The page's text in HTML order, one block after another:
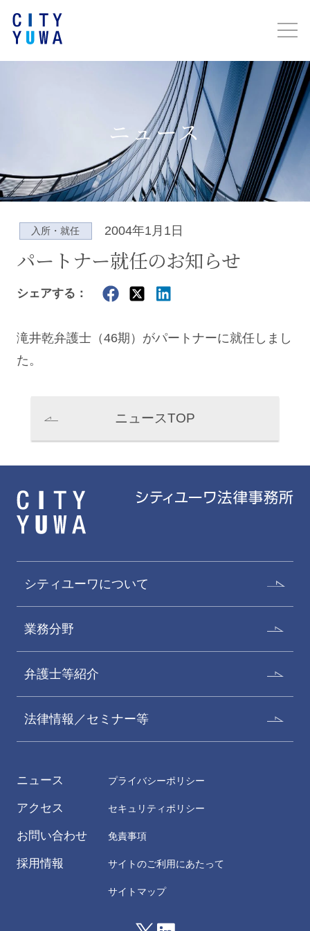
ニュース
入所・就任 2004年1月1日
パートナー就任のお知らせ
シェアする：
滝井乾弁護士（46期）がパートナーに就任しまし
た。
ニュースTOP
シティユーワについて
業務分野
弁護士等紹介
法律情報／セミナー等
ニュース
アクセス
お問い合わせ
採用情報
プライバシーポリシー
セキュリティポリシー
免責事項
サイトのご利用にあたって
サイトマップ